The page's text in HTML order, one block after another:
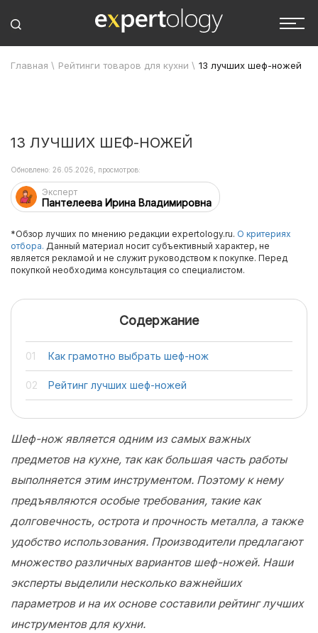
Главная \ Рейтинги товаров для кухни \ 13 лучших шеф-ножей
13 ЛУЧШИХ ШЕФ-НОЖЕЙ
Эксперт
Пантелеева Ирина Владимировна
Обновлено: 26.05.2026, просмотров:
*Обзор лучших по мнению редакции expertology.ru. О критериях
отбора. Данный материал носит субъективный характер, не
является рекламой и не служит руководством к покупке. Перед
покупкой необходима консультация со специалистом.
Содержание
Как грамотно выбрать шеф-нож
Рейтинг лучших шеф-ножей
Шеф-нож является одним из самых важных
предметов на кухне, так как большая часть работы
выполняется этим инструментом. Поэтому к нему
предъявляются особые требования, такие как
долговечность, острота и прочность металла, а также
удобство использования. Производители предлагают
множество различных вариантов шеф-ножей. Наши
эксперты выделили несколько важнейших
параметров и на их основе составили рейтинг лучших
инструментов для кухни.